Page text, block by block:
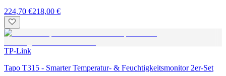
224,70 €218,00 €
TP-Link
Tapo T315 - Smarter Temperatur- & Feuchtigkeitsmonitor 2er-Set